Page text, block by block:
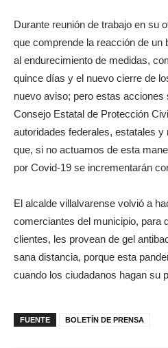
Durante reunión de trabajo en su
que comprende la reacción de un
al endurecimiento de medidas,
quince días y el nuevo cierre de
nuevo aviso; pero estas acciones
Consejo Estatal de Protección
autoridades federales, estatales y
que, si no actuamos de esta
por Covid-19 se incrementarán
El alcalde villalvarense volvió a
comerciantes del municipio, para
clientes, les provean de gel
sana distancia, porque esta
cuando los ciudadanos hagan su
FUENTE BOLETÍN DE PRENSA